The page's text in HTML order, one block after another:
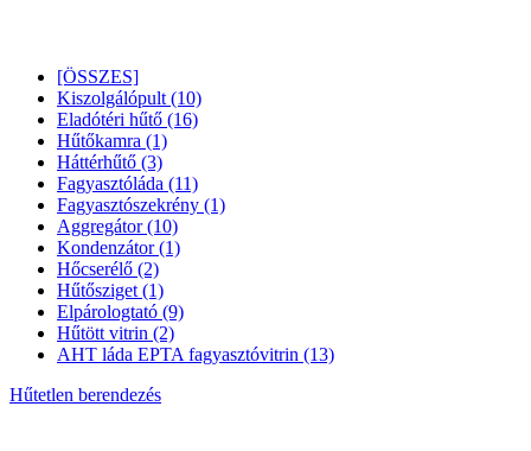
[ÖSSZES]
Kiszolgálópult (10)
Eladótéri hűtő (16)
Hűtőkamra (1)
Háttérhűtő (3)
Fagyasztóláda (11)
Fagyasztószekrény (1)
Aggregátor (10)
Kondenzátor (1)
Hőcserélő (2)
Hűtősziget (1)
Elpárologtató (9)
Hűtött vitrin (2)
AHT láda EPTA fagyasztóvitrin (13)
Hűtetlen berendezés